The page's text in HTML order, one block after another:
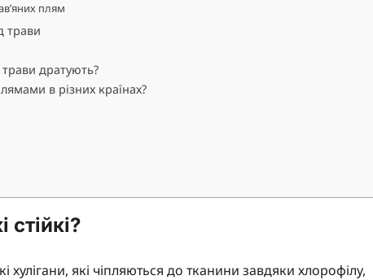
плям
трави
дратують?
в різних країнах?
які чіпляються до тканини завдяки хлорофілу,